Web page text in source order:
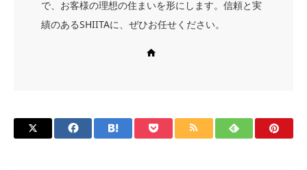
で、お客様の理想の住まいを形にします。信頼と実
績のあるSHIITAに、ぜひお任せください。